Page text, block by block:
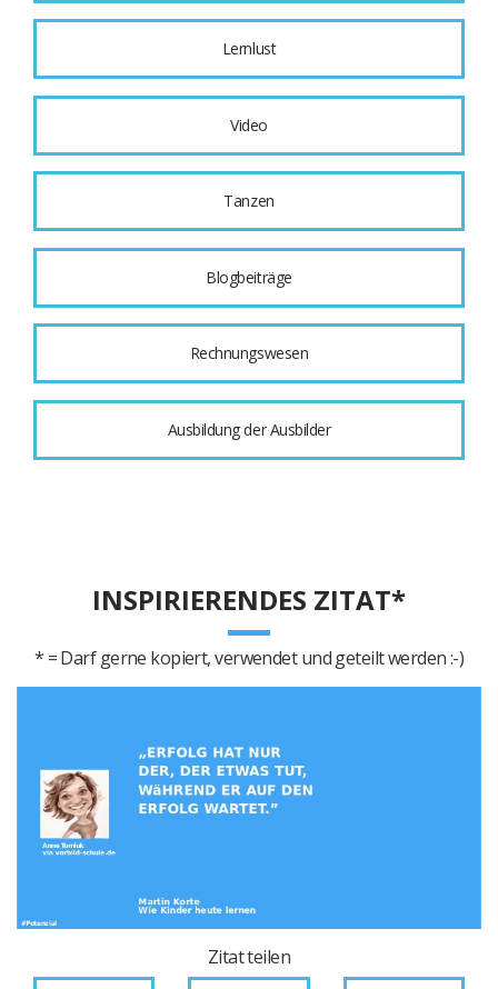
Lernlust
Video
Tanzen
Blogbeiträge
Rechnungswesen
Ausbildung der Ausbilder
INSPIRIERENDES ZITAT*
* = Darf gerne kopiert, verwendet und geteilt werden :-)
Zitat teilen